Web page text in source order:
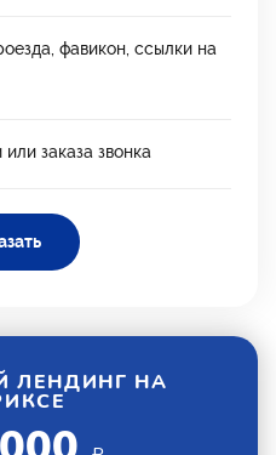
фавикон, ссылки на
заказа звонка
ЛЕНДИНГ НА